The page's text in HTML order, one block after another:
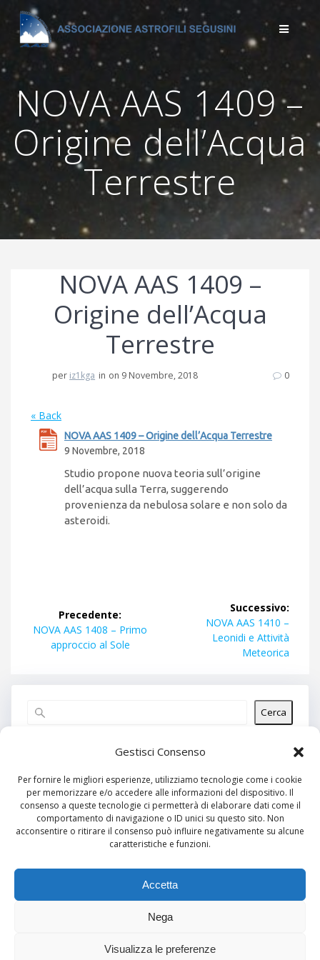
Gestisci Consenso
Per fornire le migliori esperienze, utilizziamo tecnologie come i cookie
per memorizzare e/o accedere alle informazioni del dispositivo. Il
consenso a queste tecnologie ci permetterà di elaborare dati come il
comportamento di navigazione o ID unici su questo sito. Non
acconsentire o ritirare il consenso può influire negativamente su alcune
caratteristiche e funzioni.
Accetta
Nega
Visualizza le preferenze
Salta
al
contenuto
NOVA AAS 1409 –
Origine dell’Acqua
Terrestre
NOVA AAS 1409 –
Origine dell’Acqua
Terrestre
per iz1kga in on 9 Novembre, 2018 0
« Back
NOVA AAS 1409 – Origine dell’Acqua Terrestre
9 Novembre, 2018
Studio propone nuova teoria sull’origine
dell’acqua sulla Terra, suggerendo
provenienza da nebulosa solare e non solo da
asteroidi.
articoliPrecedente:
Articolo
precedente:
NOVA AAS 1408 – Primo
approccio al Sole
Successivo:
Articolo
successivo:
NOVA AAS 1410 –
Leonidi e Attività
Meteorica
Cerca
Articoli recenti
Commenti recenti
Nessun commento da mostrare.
Nessun archivio da mostrare.
Categorie
Nessuna categoria